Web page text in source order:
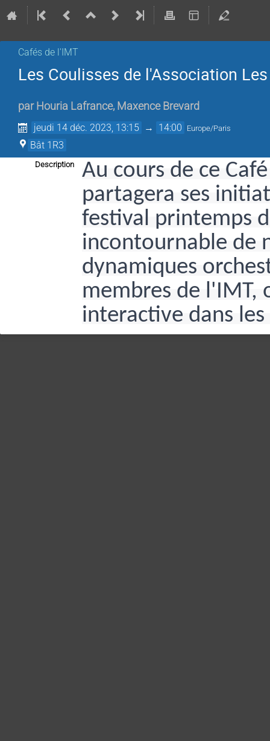
Cafés de l'IMT
Les Coulisses de l'Association
par Houria Lafrance, Maxence Brevard
jeudi 14 déc. 2023, 13:15 → 14:00 Europe/Paris
Bât 1R3
Description
Au cours de ce
partagera ses
festival printemps
incontournable de
dynamiques
membres de l'IMT,
interactive dans